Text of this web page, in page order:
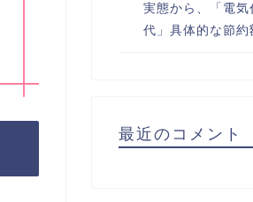
実態から、「電気
代」具体的な節約
最近のコメント